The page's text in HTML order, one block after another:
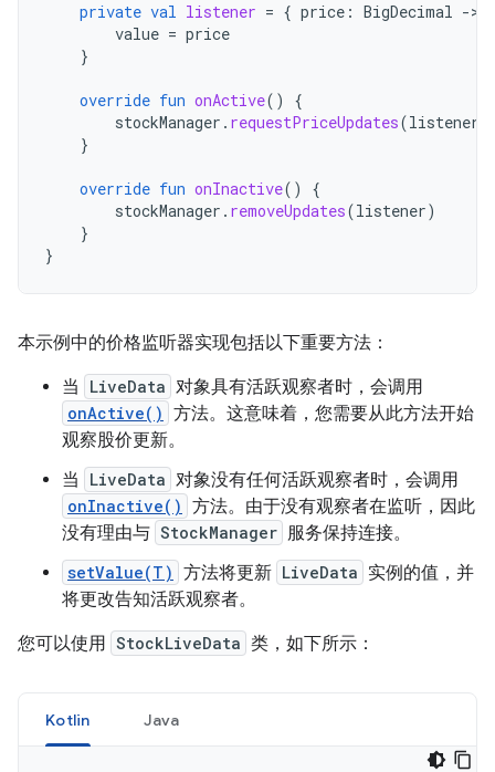
private val listener = { price : BigDecimal -
value = price
}
override fun onActive()
{
stockManager . requestPriceUpdates(listener
}
override fun onInactive()
{
stockManager . removeUpdates(listener)
}
}
本示例中的价格监听器实现包括以下重要方法：
当
LiveData 对象具有活跃观察者时，会调用
onActive() 方法。这意味着，您需要从此方法开始
观察股价更新。
当
LiveData 对象没有任何活跃观察者时，会调用
onInactive() 方法。由于没有观察者在监听，因此
没有理由与 StockManager 服务保持连接。
setValue(T) 方法将更新 LiveData 实例的值，并
将更改告知活跃观察者。
您可以使用 StockLiveData 类，如下所示：
Kotlin Java